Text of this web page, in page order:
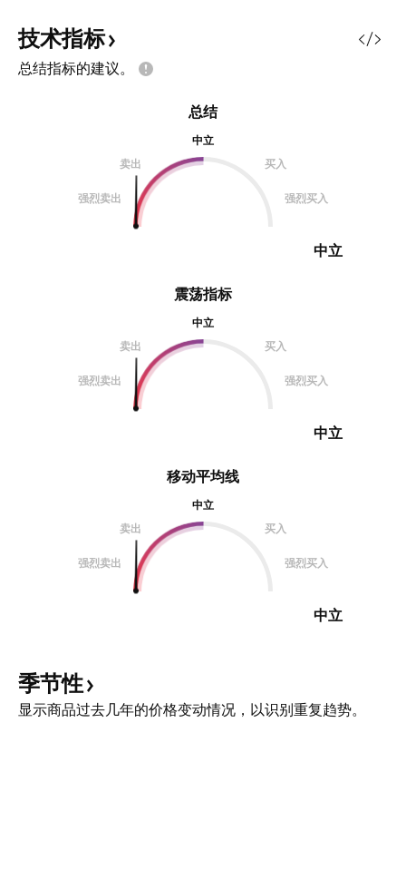
头结构反转确认：连续两根 15 分钟
K 收盘价站稳 1899.19 分水岭，反
弹升级 ❌反弹终结确认：连续两根
撑，新一轮下跌开启 盘面标记精准
点位 多空分水岭：1899.19 阻力：
R1=1878.00｜R2=1936
两根 K 实体跌破
1822.32（第 2 支
技术指标
总结指标的建议。
震荡指标
中立
卖出
买入
强烈卖出 强烈买入
中立
总结
中立
卖出
买入
强烈卖出 强烈买入
中立
移动平均线
中立
卖出
买入
强烈卖出 强烈买入
中立
季节性
显示商品过去几年的价格变动情况，以识别重复趋势。